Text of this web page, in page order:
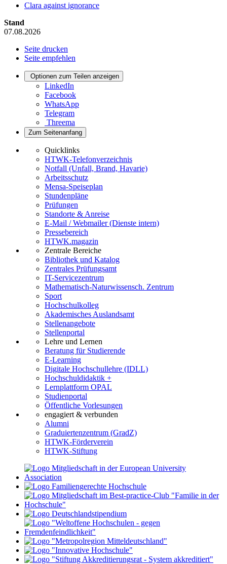
Clara against ignorance
Stand
07.08.2026
Seite drucken
Seite empfehlen
Optionen zum Teilen anzeigen
LinkedIn
Facebook
WhatsApp
Telegram
Threema
Zum Seitenanfang
Quicklinks
HTWK-Telefonverzeichnis
Notfall (Unfall, Brand, Havarie)
Arbeitsschutz
Mensa-Speiseplan
Stundenpläne
Prüfungen
Standorte & Anreise
E-Mail / Webmailer (Dienste intern)
Pressebereich
HTWK.magazin
Zentrale Bereiche
Bibliothek und Katalog
Zentrales Prüfungsamt
IT-Servicezentrum
Mathematisch-Naturwissensch. Zentrum
Sport
Hochschulkolleg
Akademisches Auslandsamt
Stellenangebote
Stellenportal
Lehre und Lernen
Beratung für Studierende
E-Learning
Digitale Hochschullehre (IDLL)
Hochschuldidaktik +
Lernplattform OPAL
Studienportal
Öffentliche Vorlesungen
engagiert & verbunden
Alumni
Graduiertenzentrum (GradZ)
HTWK-Förderverein
HTWK-Stiftung